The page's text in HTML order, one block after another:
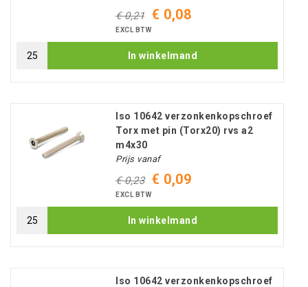
€ 0,21 € 0,08
EXCL BTW
In winkelmand
Iso 10642 verzonkenkopschroef
Torx met pin (Torx20) rvs a2
m4x30
Prijs vanaf
€ 0,23 € 0,09
EXCL BTW
In winkelmand
Iso 10642 verzonkenkopschroef